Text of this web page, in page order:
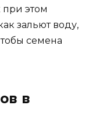
при этом
зальют воду,
семена
в